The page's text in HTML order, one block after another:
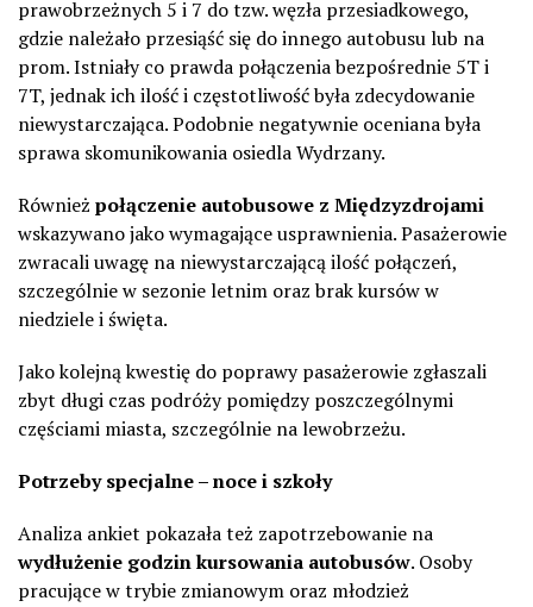
prawobrzeżnych 5 i 7 do tzw. węzła przesiadkowego,
gdzie należało przesiąść się do innego autobusu lub na
prom. Istniały co prawda połączenia bezpośrednie 5T i
7T, jednak ich ilość i częstotliwość była zdecydowanie
niewystarczająca. Podobnie negatywnie oceniana była
sprawa skomunikowania osiedla Wydrzany.
Również połączenie autobusowe z Międzyzdrojami
wskazywano jako wymagające usprawnienia. Pasażerowie
zwracali uwagę na niewystarczającą ilość połączeń,
szczególnie w sezonie letnim oraz brak kursów w
niedziele i święta.
Jako kolejną kwestię do poprawy pasażerowie zgłaszali
zbyt długi czas podróży pomiędzy poszczególnymi
częściami miasta, szczególnie na lewobrzeżu.
Potrzeby specjalne – noce i szkoły
Analiza ankiet pokazała też zapotrzebowanie na
wydłużenie godzin kursowania autobusów. Osoby
pracujące w trybie zmianowym oraz młodzież